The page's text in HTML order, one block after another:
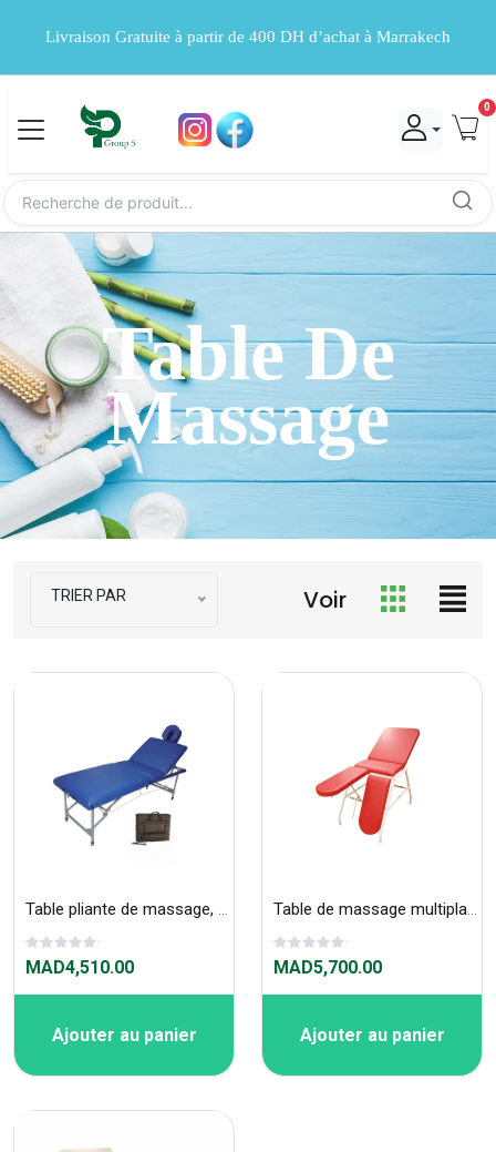
Livraison Gratuite à partir de 400 DH d’achat à Marrakech
0
Table De
Massage
TRIER PAR Voir
Table pliante de massage, Aluminium LVITBL
MAD4,510.00
Ajouter au panier
Table de massage multiplans L9004
MAD5,700.00
Ajouter au panier